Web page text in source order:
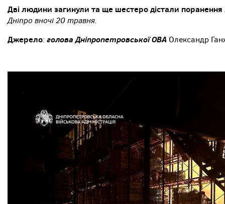
Дві людини загинули та ще шестеро дістали поранення
Дніпро вночі 20 травня.
Джерело: голова Дніпропетровської ОВА Олександр